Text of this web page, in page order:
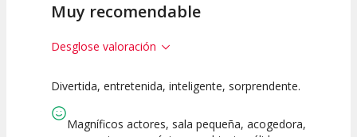
Muy recomendable
Desglose valoración
10
Calidad del
Espectáculo
10
Puesta en
Escena
10
Interpretación
artística
Divertida, entretenida, inteligente, sorprendente.
Magníficos actores, sala pequeña, acogedora,